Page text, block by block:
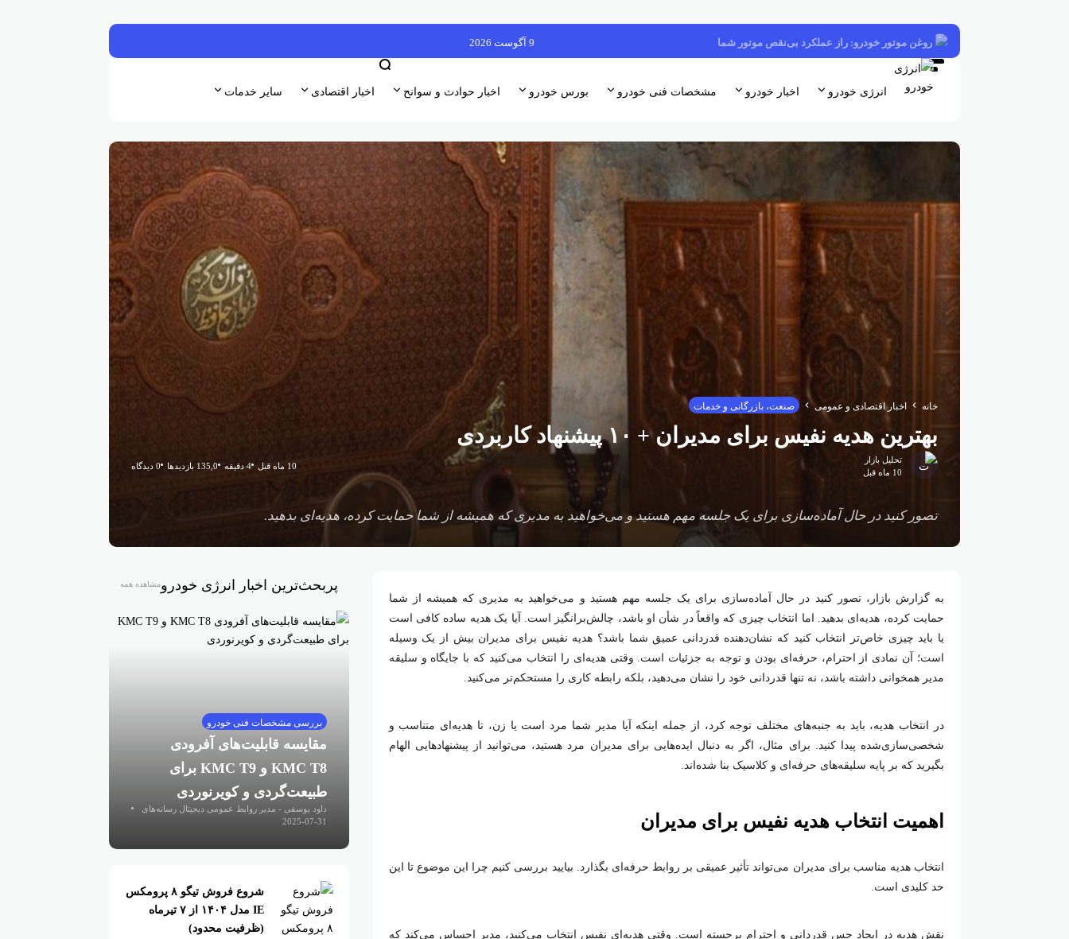
روغن موتور خودرو: راز عملکرد بی‌نقص موتور شما 9 آگوست 2026
انرژی خودرو اخبار خودرو مشخصات فنی خودرو بورس خودرو اخبار حوادث و سوانح اخبار اقتصادی سایر خدمات
خانه اخبار اقتصادی و عمومی صنعت، بازرگانی و خدمات
بهترین هدیه نفیس برای مدیران + ۱۰ پیشنهاد کاربردی
تحلیل بازار
10 ماه قبل
10 ماه قبل 4 دقیقه 135,0 بازدیدها 0 دیدگاه
تصور کنید در حال آماده‌سازی برای یک جلسه مهم هستید و می‌خواهید به مدیری که همیشه از شما حمایت کرده، هدیه‌ای بدهید.
به گزارش بازار، تصور کنید در حال آماده‌سازی برای یک جلسه مهم هستید و می‌خواهید به مدیری که همیشه از شما
حمایت کرده، هدیه‌ای بدهید. اما انتخاب چیزی که واقعاً در شأن او باشد، چالش‌برانگیز است. آیا یک هدیه ساده کافی است
یا باید چیزی خاص‌تر انتخاب کنید که نشان‌دهنده قدردانی عمیق شما باشد؟ هدیه نفیس برای مدیران بیش از یک وسیله
است؛ آن نمادی از احترام، حرفه‌ای‌ بودن و توجه به جزئیات است. وقتی هدیه‌ای را انتخاب می‌کنید که با جایگاه و سلیقه
مدیر همخوانی داشته باشد، نه تنها قدردانی خود را نشان می‌دهید، بلکه رابطه کاری را مستحکم‌تر می‌کنید.
در انتخاب هدیه، باید به جنبه‌های مختلف توجه کرد، از جمله اینکه آیا مدیر شما مرد است یا زن، تا هدیه‌ای متناسب و
شخصی‌سازی‌شده پیدا کنید. برای مثال، اگر به دنبال ایده‌هایی برای مدیران مرد هستید، می‌توانید از پیشنهادهایی الهام
بگیرید که بر پایه سلیقه‌های حرفه‌ای و کلاسیک بنا شده‌اند.
اهمیت انتخاب هدیه نفیس برای مدیران
انتخاب هدیه مناسب برای مدیران می‌تواند تأثیر عمیقی بر روابط حرفه‌ای بگذارد. بیایید بررسی کنیم چرا این موضوع تا این
حد کلیدی است.
نقش هدیه در ایجاد حس قدردانی و احترام برجسته است. وقتی هدیه‌ای نفیس انتخاب می‌کنید، مدیر احساس می‌کند که
پربحث‌ترین اخبار انرژی خودرو مشاهده همه
بررسی مشخصات فنی خودرو
مقایسه قابلیت‌های آفرودی
KMC T8 و KMC T9 برای
طبیعت‌گردی و کویرنوردی
داود یوسفی - مدیر روابط عمومی دیجیتال رسانه‌های
اقتصادی
2025-07-31
شروع فروش تیگو ۸ پرومکس
IE مدل ۱۴۰۴ از ۷ تیرماه
(ظرفیت محدود)